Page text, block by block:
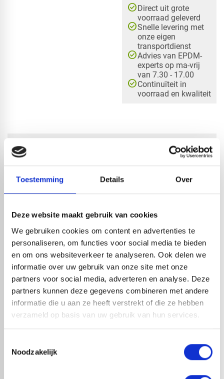
Toestemming Details Over
Deze website maakt gebruik van cookies
We gebruiken cookies om content en advertenties te
personaliseren, om functies voor social media te bieden
en om ons websiteverkeer te analyseren. Ook delen we
informatie over uw gebruik van onze site met onze
partners voor social media, adverteren en analyse. Deze
partners kunnen deze gegevens combineren met andere
informatie die u aan ze heeft verstrekt of die ze hebben
verzameld op basis van uw gebruik van hun services.
Noodzakelijk
check_circleDirect uit grote
voorraad geleverd
check_circleSnelle levering met
onze eigen
transportdienst
check_circleAdvies van EPDM-
experts op ma-vrij
van 7.30 - 17.00
check_circleContinuïteit in
voorraad en kwaliteit
A-merk met KOMO® keurmerk
check_circle Leverancier met expertise in EPDM-verwerking
check_circle40+ RedFox® dealers in NL
HANDIG OM ER BIJ TE KOPEN
BODEMLIJM AFMETING 4,58 X
10,00 METER MET
BODEMLIJM AFMETING 4,58 X